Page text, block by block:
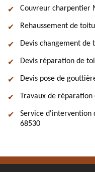
Couvreur charpentier
Rehaussement de
Devis changement de
Devis réparation de
Devis pose de
Travaux de
Service
68530